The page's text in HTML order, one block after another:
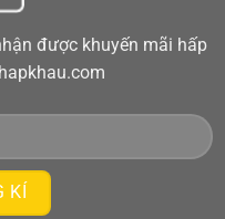
được khuyến mãi hấp